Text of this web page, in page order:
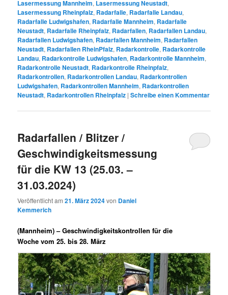
Lasermessung Mannheim, Lasermessung Neustadt,
Lasermessung Rheinpfalz, Radarfalle, Radarfalle Landau,
Radarfalle Ludwigshafen, Radarfalle Mannheim, Radarfalle
Neustadt, Radarfalle Rheinpfalz, Radarfallen, Radarfallen Landau,
Radarfallen Ludwigshafen, Radarfallen Mannheim, Radarfallen
Neustadt, Radarfallen RheinPfalz, Radarkontrolle, Radarkontrolle
Landau, Radarkontrolle Ludwigshafen, Radarkontrolle Mannheim,
Radarkontrolle Neustadt, Radarkontrolle Rheinpfalz,
Radarkontrollen, Radarkontrollen Landau, Radarkontrollen
Ludwigshafen, Radarkontrollen Mannheim, Radarkontrollen
Neustadt, Radarkontrollen Rheinpfalz |Schreibe einen Kommentar
Radarfallen / Blitzer /
Geschwindigkeitsmessung
für die KW 13 (25.03. –
31.03.2024)
Veröffentlicht am21. März 2024von Daniel
Kemmerich
(Mannheim) –Geschwindigkeitskontrollen für die
Woche vom 25. bis 28. März